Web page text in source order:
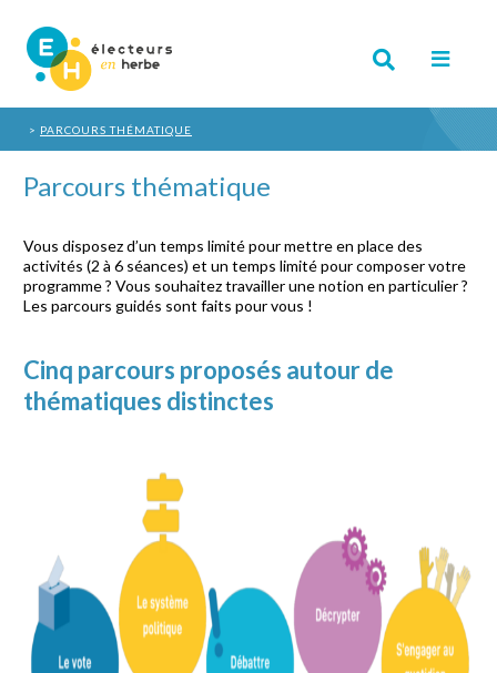
PARCOURS THÉMATIQUE
Parcours thématique
Vous disposez d’un temps limité pour mettre en place des
activités (2 à 6 séances) et un temps limité pour composer votre
programme ? Vous souhaitez travailler une notion en particulier ?
Les parcours guidés sont faits pour vous !
Cinq parcours proposés autour de
thématiques distinctes